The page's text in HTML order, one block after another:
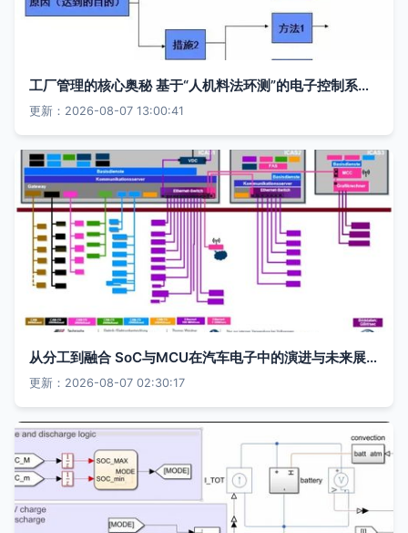
工厂管理的核心奥秘 基于“人机料法环测”的电子控制系统完整分析
更新：2026-08-07 13:00:41
从分工到融合 SoC与MCU在汽车电子中的演进与未来展望
更新：2026-08-07 02:30:17